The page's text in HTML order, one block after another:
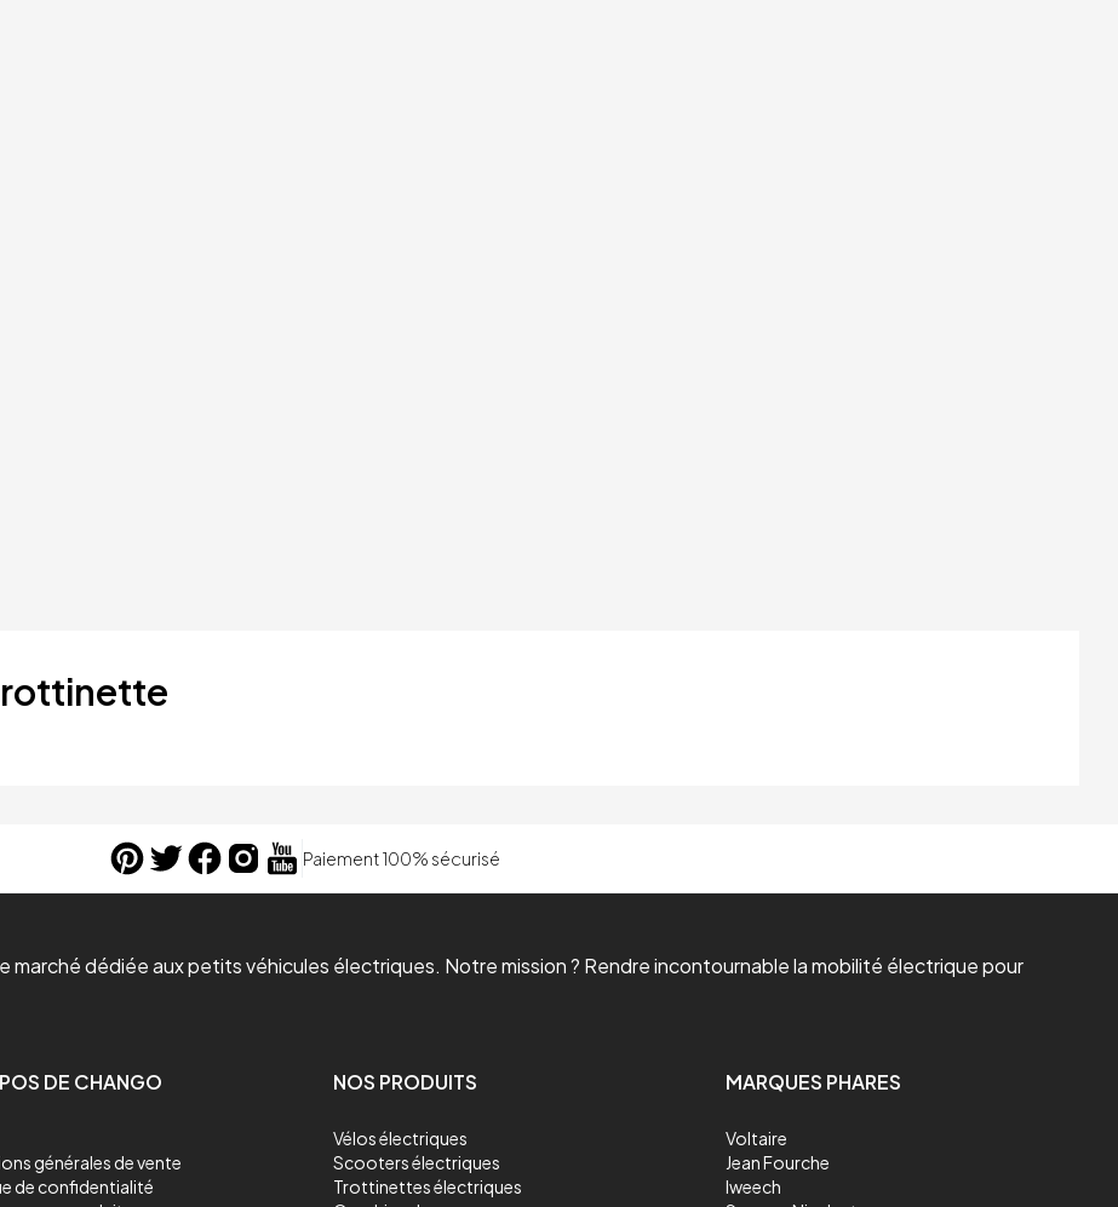
Paiement 100% sécurisé
marché dédiée aux petits véhicules électriques. Notre mission ? Rendre incontournable la mobilité électrique pour
DE CHANGO
générales de vente
de confidentialité
NOS PRODUITS
Vélos électriques
Scooters électriques
Trottinettes électriques
MARQUES PHARES
Voltaire
Jean Fourche
Iweech